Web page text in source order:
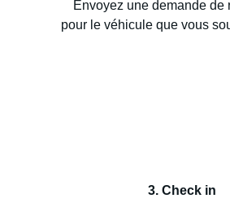
Envoyez une demande de
pour le véhicule que vous
3. Check in